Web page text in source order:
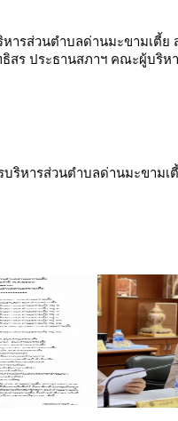
หารส่วนตำบลด่านมะขามเตี้
สร ประธานสภาฯ คณะผู้บริห
บริหารส่วนตำบลด่านมะขามเ